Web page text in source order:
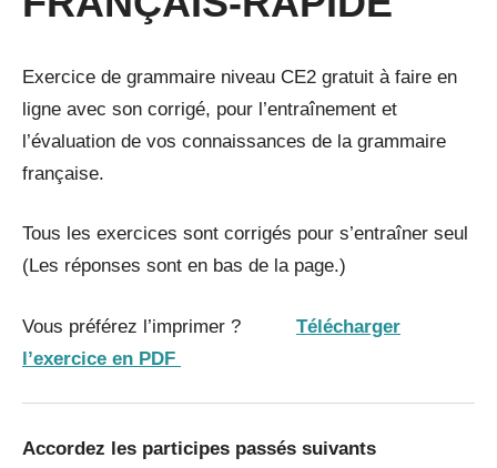
Exercice de grammaire niveau CE2 gratuit à faire en
ligne avec son corrigé, pour l’entraînement et
l’évaluation de vos connaissances de la grammaire
française.
Tous les exercices sont corrigés pour s’entraîner seul
(Les réponses sont en bas de la page.)
Vous préférez l’imprimer ? Télécharger
l’exercice en PDF
Accordez les participes passés suivants